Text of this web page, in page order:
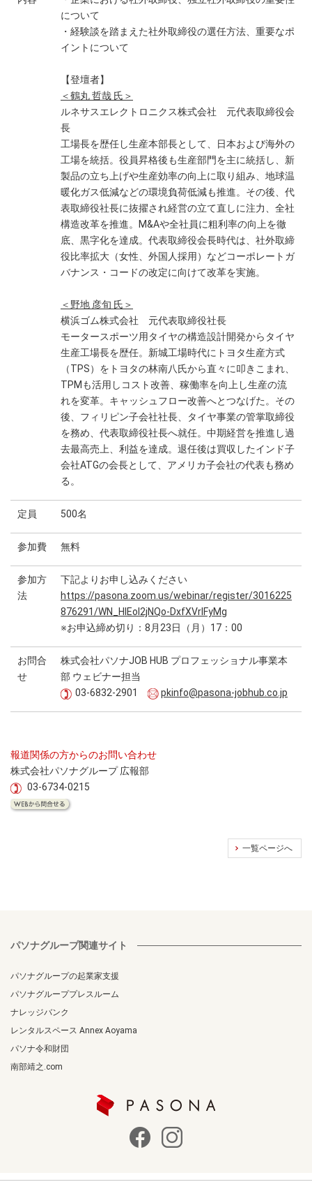
について
・経験談を踏まえた社外取締役の選任方法、重要なポ
イントについて
【登壇者】
＜鶴丸 哲哉 氏＞
ルネサスエレクトロニクス株式会社 元代表取締役会
長
工場長を歴任し生産本部長として、日本および海外の
工場を統括。役員昇格後も生産部門を主に統括し、新
製品の立ち上げや生産効率の向上に取り組み、地球温
暖化ガス低減などの環境負荷低減も推進。その後、代
表取締役社長に抜擢され経営の立て直しに注力、全社
構造改革を推進。M&Aや全社員に粗利率の向上を徹
底、黒字化を達成。代表取締役会長時代は、社外取締
役比率拡大（女性、外国人採用）などコーポレートガ
バナンス・コードの改定に向けて改革を実施。
＜野地 彦旬 氏＞
横浜ゴム株式会社 元代表取締役社長
モータースポーツ用タイヤの構造設計開発からタイヤ
生産工場長を歴任。新城工場時代にトヨタ生産方式
（TPS）をトヨタの林南八氏から直々に叩きこまれ、
TPMも活用しコスト改善、稼働率を向上し生産の流
れを変革。キャッシュフロー改善へとつなげた。その
後、フィリピン子会社社長、タイヤ事業の管掌取締役
を務め、代表取締役社長へ就任。中期経営を推進し過
去最高売上、利益を達成。退任後は買収したインド子
会社ATGの会長として、アメリカ子会社の代表も務め
る。
定員 500名
参加費 無料
参加方
法
下記よりお申し込みください
https://pasona.zoom.us/webinar/register/3016225
876291/WN_HIEoI2jNQo-DxfXVrlFyMg
※お申込締め切り：8月23日（月）17：00
お問合
せ
株式会社パソナJOB HUB プロフェッショナル事業本
部 ウェビナー担当
03-6832-2901
pkinfo@pasona-jobhub.co.jp
報道関係の方からのお問い合わせ
株式会社パソナグループ 広報部
03-6734-0215
一覧ページへ
パソナグループ関連サイト
パソナグループの起業家支援
パソナグループプレスルーム
ナレッジバンク
レンタルスペース Annex Aoyama
パソナ令和財団
南部靖之.com